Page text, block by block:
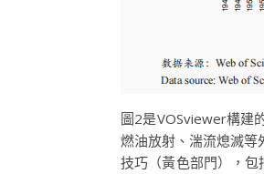
圖2是VOSviewer構建
燃油放射、湍流熄滅等
技巧（黃色部門），